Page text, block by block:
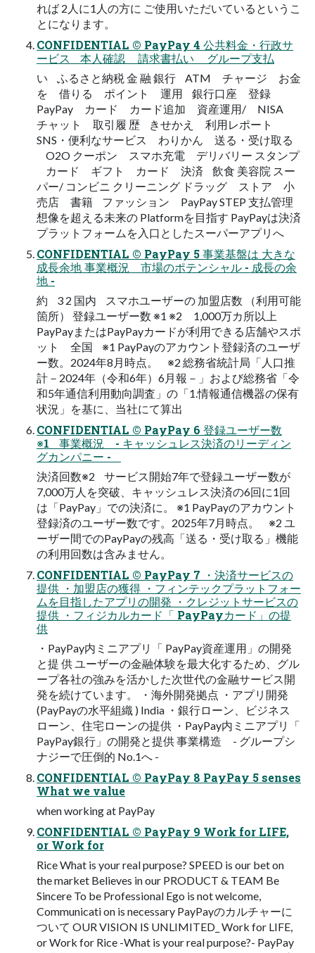
れば 2人に1人の方に ご使用いただいているというこ
とになります。
CONFIDENTIAL © PayPay 4 公共料金・行政サ
ービス 本人確認 請求書払い グループ支払
い ふるさと納税 金 融 銀行 ATM チャージ お金
を 借りる ポイント 運用 銀行口座 登録
PayPay カード カード追加 資産運用/ NISA
チャット 取引履 歴 きせかえ 利用レポート
SNS・便利なサービス わりかん 送る・受け取る
O2O クーポン スマホ充電 デリバリー スタンプ
カード ギフト カード 決済 飲食 美容院 スー
パー/ コンビニ クリーニング ドラッグ ストア 小
売店 書籍 ファッション PayPay STEP 支払管理
想像を超える未来の Platformを目指す PayPayは決済
プラットフォームを入口としたスーパーアプリへ
CONFIDENTIAL © PayPay 5 事業基盤は 大きな
成長余地 事業概況 市場のポテンシャル - 成長の余
地 -
約 3 2 国内 スマホユーザーの 加盟店数 （利用可能
箇所） 登録ユーザー数 ※1 ※2 1,000万カ所以上
PayPayまたはPayPayカードが利用できる店舗やスポ
ット 全国 ※1 PayPayのアカウント登録済のユーザ
ー数。2024年8月時点。 ※2 総務省統計局「人口推
計－2024年（令和6年）6月報－」および総務省「令
和5年通信利用動向調査」の「1.情報通信機器の保有
状況」を基に、当社にて算出
CONFIDENTIAL © PayPay 6 登録ユーザー数
※1 事業概況 - キャッシュレス決済のリーディン
グカンパニー -
決済回数※2 サービス開始7年で登録ユーザー数が
7,000万人を突破、キャッシュレス決済の6回に1回
は「PayPay」での決済に。 ※1 PayPayのアカウント
登録済のユーザー数です。2025年7月時点。 ※2 ユ
ーザー間でのPayPayの残高「送る・受け取る」機能
の利用回数は含みません。
CONFIDENTIAL © PayPay 7 ・決済サービスの
提供 ・加盟店の獲得 ・フィンテックプラットフォー
ムを目指したアプリの開発 ・クレジットサービスの
提供 ・フィジカルカード「 PayPayカード」の提
供
・PayPay内ミニアプリ「 PayPay資産運用」の開発
と提 供 ユーザーの金融体験を最大化するため、グル
ープ各社の強みを活かした次世代の金融サービス開
発を続けています。 ・海外開発拠点 ・アプリ開発
(PayPayの水平組織 ) India ・銀行ローン、ビジネス
ローン、住宅ローンの提供 ・PayPay内ミニアプリ「
PayPay銀行」の開発と提供 事業構造 - グループシ
ナジーで圧倒的 No.1へ -
CONFIDENTIAL © PayPay 8 PayPay 5 senses
What we value
when working at PayPay
CONFIDENTIAL © PayPay 9 Work for LIFE,
or Work for
Rice What is your real purpose? SPEED is our bet on
the market Believes in our PRODUCT & TEAM Be
Sincere To be Professional Ego is not welcome,
Communicati on is necessary PayPayのカルチャーに
ついて OUR VISION IS UNLIMITED_ Work for LIFE,
or Work for Rice -What is your real purpose?- PayPay